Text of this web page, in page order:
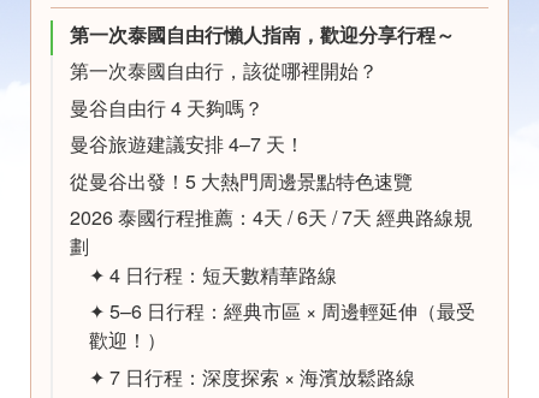
第一次泰國自由行懶人指南，歡迎分享行程～
第一次泰國自由行，該從哪裡開始？
曼谷自由行 4 天夠嗎？
曼谷旅遊建議安排 4–7 天！
從曼谷出發！5 大熱門周邊景點特色速覽
2026 泰國行程推薦：4天 / 6天 / 7天 經典路線規
劃
✦ 4 日行程：短天數精華路線
✦ 5–6 日行程：經典市區 × 周邊輕延伸（最受
歡迎！）
✦ 7 日行程：深度探索 × 海濱放鬆路線